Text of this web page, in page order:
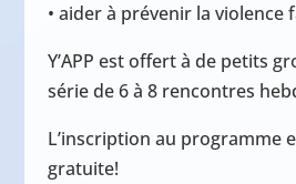
• aider à prévenir la violence
Y’APP est offert à de petits
série de 6 à 8 rencontres
L’inscription au programme
gratuite!